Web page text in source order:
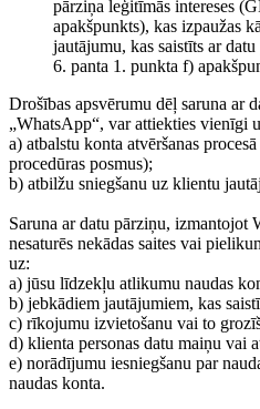
pārziņa leģitīmās intereses
apakšpunkts), kas izpaužas
jautājumu, kas saistīts ar
6. panta 1. punkta f)
Drošības apsvērumu dēļ saruna ar
„WhatsApp“, var attiekties vienīgi
a) atbalstu konta atvēršanas
procedūras posmus);
b) atbilžu sniegšanu uz klientu
Saruna ar datu pārziņu, izmantojot
nesaturēs nekādas saites vai
uz:
a) jūsu līdzekļu atlikumu naudas
b) jebkādiem jautājumiem, kas
c) rīkojumu izvietošanu vai to
d) klienta personas datu maiņu vai
e) norādījumu iesniegšanu par
naudas konta.